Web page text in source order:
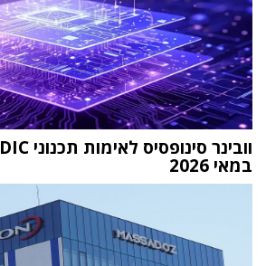
במאי 2026